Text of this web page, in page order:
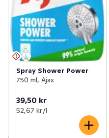
Spray Shower Power
750 ml, Ajax
39,50 kr
52,67 kr /l